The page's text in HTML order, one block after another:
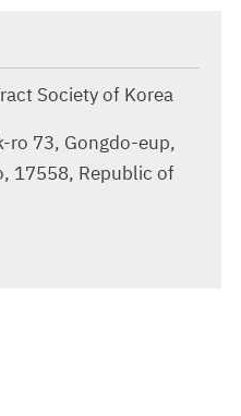
Society of Korea
ro 73, Gongdo-eup,
17558, Republic of